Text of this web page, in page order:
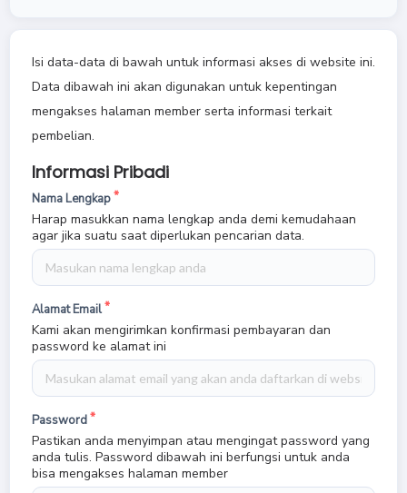
Isi data-data di bawah untuk informasi akses di website ini.
Data dibawah ini akan digunakan untuk kepentingan
mengakses halaman member serta informasi terkait
pembelian.
Informasi Pribadi
Nama Lengkap
Harap masukkan nama lengkap anda demi kemudahaan
agar jika suatu saat diperlukan pencarian data.
Alamat Email
Kami akan mengirimkan konfirmasi pembayaran dan
password ke alamat ini
Password
Pastikan anda menyimpan atau mengingat password yang
anda tulis. Password dibawah ini berfungsi untuk anda
bisa mengakses halaman member